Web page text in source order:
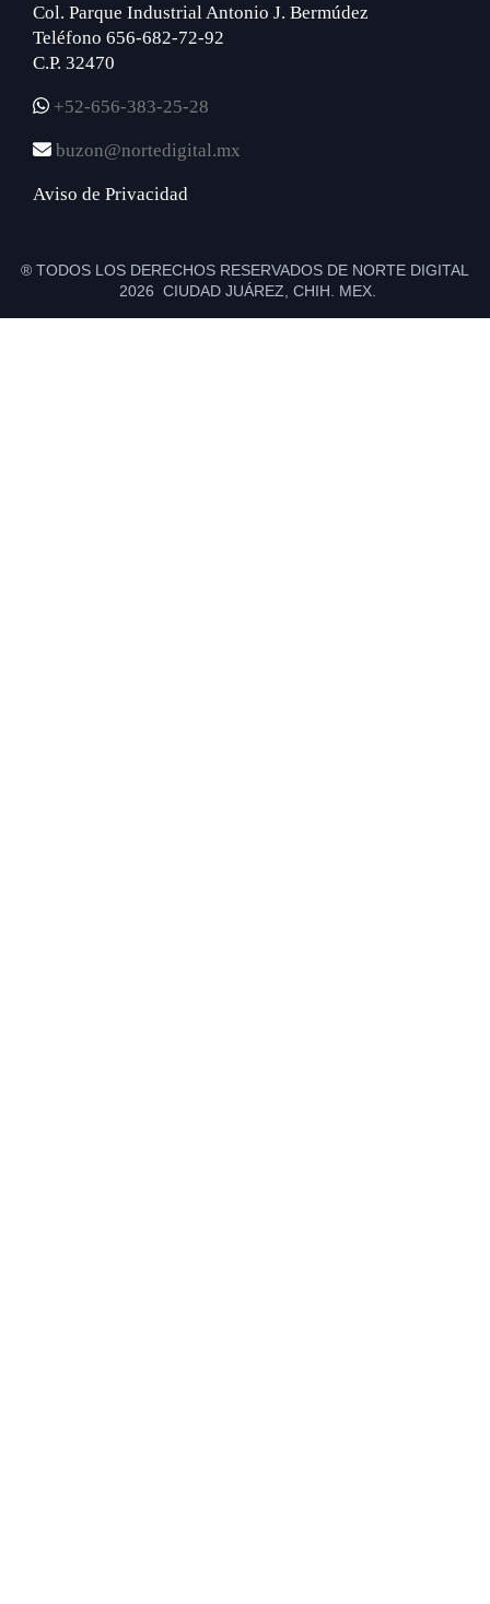
Col. Parque Industrial Antonio J. Bermúdez
Teléfono 656-682-72-92
C.P. 32470
+52-656-383-25-28
buzon@nortedigital.mx
Aviso de Privacidad
® TODOS LOS DERECHOS RESERVADOS DE NORTE DIGITAL
2026 CIUDAD JUÁREZ, CHIH. MEX.